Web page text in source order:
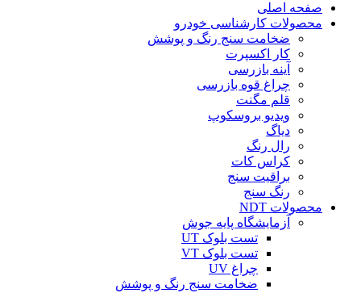
صفحه اصلی
محصولات کارشناسی خودرو
ضخامت سنج رنگ و پوشش
کار اکسپرت
آینه بازرسی
چراغ قوه بازرسی
قلم مگنت
ویدیو بروسکوپ
دیاگ
رال رنگ
کراس کات
براقیت سنج
رنگ سنج
محصولات NDT
آزمایشگاه پایه جوش
تست بلوک UT
تست بلوک VT
چراغ UV
ضخامت سنج رنگ و پوشش